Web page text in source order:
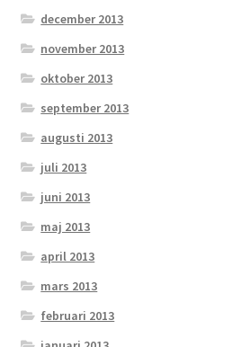
december 2013
november 2013
oktober 2013
september 2013
augusti 2013
juli 2013
juni 2013
maj 2013
april 2013
mars 2013
februari 2013